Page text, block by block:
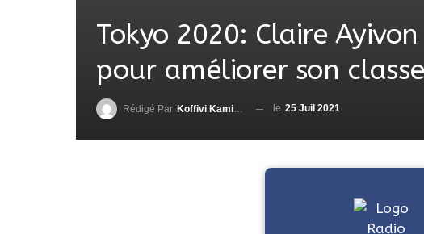
Tokyo 2020: Claire
pour améliorer son
Rédigé Par Koffivi Kami AGBETOU le 25 Juil 2021